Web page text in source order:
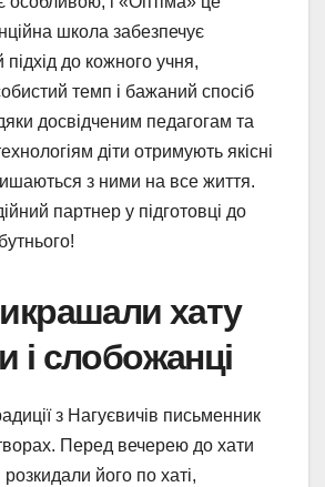
школа забезпечує
підхід до кожного учня,
темп і бажаний спосіб
досвідченим педагогам та
діти отримують якісні
з ними на все життя.
партнер у підготовці до
хату
і слобожанці
з Нагуєвичів письменник
Перед вечерею до хати
розкидали його по хаті,